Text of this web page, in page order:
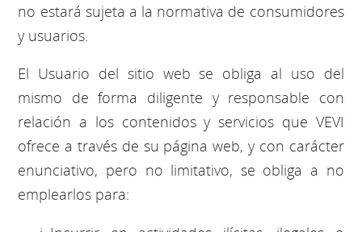
no estará sujeta a la normativa de consumidores
y usuarios.
El Usuario del sitio web se obliga al uso del
mismo de forma diligente y responsable con
relación a los contenidos y servicios que VEVI
ofrece a través de su página web, y con carácter
enunciativo, pero no limitativo, se obliga a no
emplearlos para: